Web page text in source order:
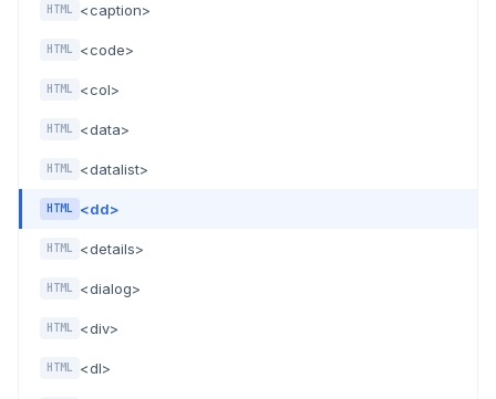
HTML <caption>
HTML <code>
HTML <col>
HTML <data>
HTML <datalist>
HTML <dd>
HTML <details>
HTML <dialog>
HTML <div>
HTML <dl>